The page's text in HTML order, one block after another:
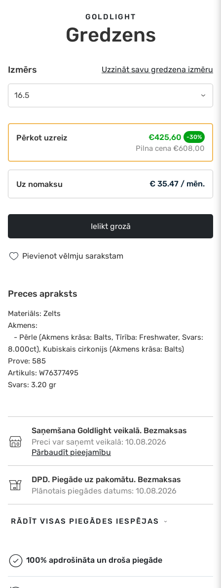
GOLDLIGHT
Gredzens
Izmērs Uzzināt savu gredzena izmēru
16.5
Pērkot uzreiz €425,60 -30%
Pilna cena €608,00
Uz nomaksu € 35.47 / mēn.
Ielikt grozā
Pievienot vēlmju sarakstam
Preces apraksts
Materiāls: Zelts
Akmens:
- Pērle (Akmens krāsa: Balts, Tīrība: Freshwater, Svars:
8.000ct), Kubiskais cirkonijs (Akmens krāsa: Balts)
Prove: 585
Artikuls: W76377495
Svars: 3.20 gr
Saņemšana Goldlight veikalā. Bezmaksas
Preci var saņemt veikalā: 10.08.2026
•
Pārbaudīt pieejamību
DPD. Piegāde uz pakomātu. Bezmaksas
Plānotais piegādes datums: 10.08.2026
DPD. Piegāde uz adresi. €6,50
Omniva. Piegāde uz pakomātu. Bezmaksas
Plānotais piegādes datums: 10.08.2026
RĀDĪT VISAS PIEGĀDES IESPĒJAS
100% apdrošināta un droša piegāde